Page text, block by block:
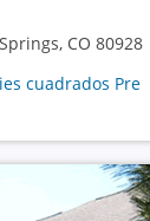
CO 80928
cuadrados Pre